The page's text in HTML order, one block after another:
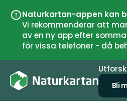
Naturkartan-appen kan
Vi rekommenderar att
av en ny app efter
för vissa telefoner - då
Bli